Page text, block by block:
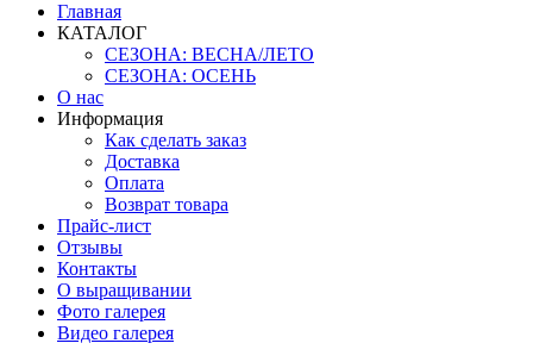
Главная
КАТАЛОГ
СЕЗОНА: ВЕСНА/ЛЕТО
СЕЗОНА: ОСЕНЬ
О нас
Информация
Как сделать заказ
Доставка
Оплата
Возврат товара
Прайс-лист
Отзывы
Контакты
О выращивании
Фото галерея
Видео галерея